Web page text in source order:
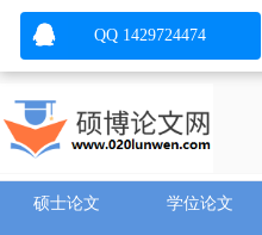
硕士论文 学位论文
QQ 1429724474